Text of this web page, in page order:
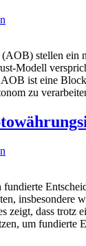
stellen ein
Modell
ist eine
zu
zeigt, dass trotz
um